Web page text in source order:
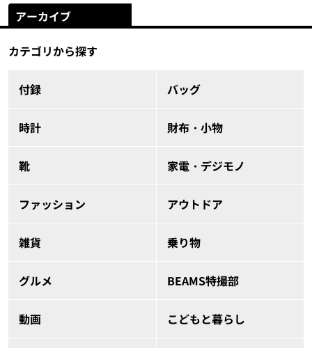
アーカイブ
カテゴリから探す
付録 バッグ
時計 財布・小物
靴 家電・デジモノ
ファッション アウトドア
雑貨 乗り物
グルメ BEAMS特撮部
動画 こどもと暮らし